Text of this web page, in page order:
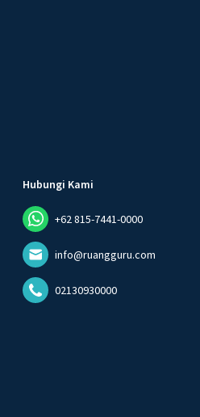
Hubungi Kami
+62 815-7441-0000
info@ruangguru.com
02130930000